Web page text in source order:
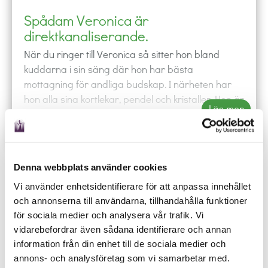
Denna webbplats använder cookies
Vi använder enhetsidentifierare för att anpassa innehållet
och annonserna till användarna, tillhandahålla funktioner
för sociala medier och analysera vår trafik. Vi
vidarebefordrar även sådana identifierare och annan
information från din enhet till de sociala medier och
annons- och analysföretag som vi samarbetar med.
Spådam Veronica är
direktkanaliserande.
När du ringer till Veronica så sitter hon bland
kuddarna i sin säng där hon har bästa
mottagning för andliga budskap. I närheten har
hon alla sina kortlekar, pendel och kristaller. Hon är
en spådam som ”bara vet”. Hon får ofta in en
känsla och den visar sig som ord, som kommer
direkt från hennes mun. Hon kan även få in bilder.
Änglakort, tarotkort och pendel till hjälp, där hon
även tolkar bilderna på tarotkorten för en bra
beskrivning. Veronica söker inte borttappade
saker och bortsprungna djur. Hon söker inte
kontakt med dina anhöriga på andra sidan. Hon
har en mycket stark intuition. Veronica spår inte i
sjukdom och död.
Läs mer
RING KÖP BOKA MAIL
event
SCHEMA
Ring någon av våra duktiga spådamer och låt de
besvara dina frågor oavsett om det gäller kärlek,
arbete eller budskap från universum.